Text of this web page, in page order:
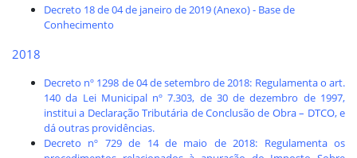
Decreto 18 de 04 de janeiro de 2019 (Anexo) - Base de
Conhecimento
2018
Decreto nº 1298 de 04 de setembro de 2018: Regulamenta o art.
140 da Lei Municipal nº 7.303, de 30 de dezembro de 1997,
institui a Declaração Tributária de Conclusão de Obra – DTCO, e
dá outras providências.
Decreto nº 729 de 14 de maio de 2018: Regulamenta os